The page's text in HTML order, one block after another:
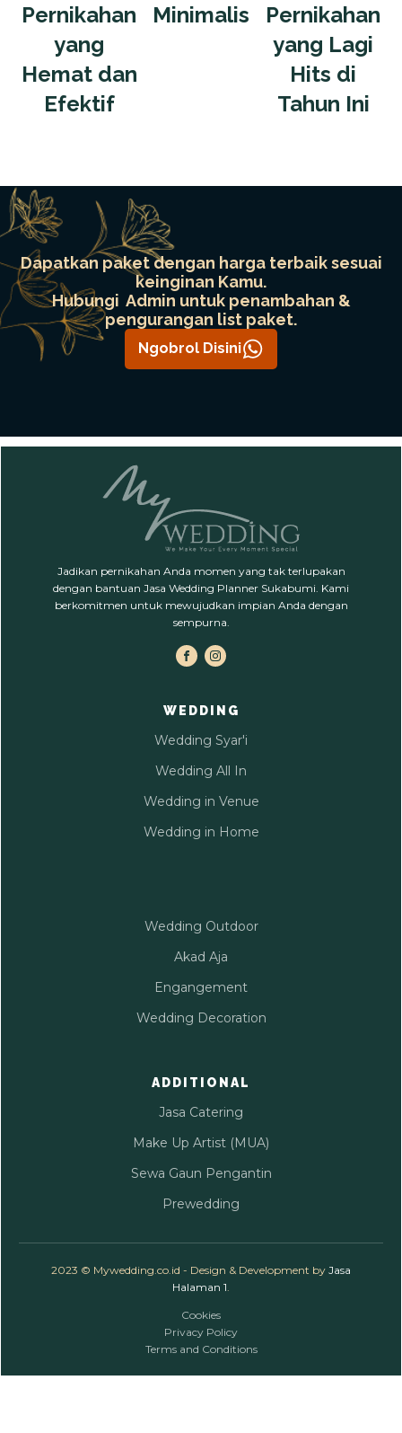
Pernikahan
yang
Hemat dan
Efektif
Minimalis
Pernikahan
yang Lagi
Hits di
Tahun Ini
Dapatkan paket dengan harga terbaik sesuai
keinginan Kamu.
Hubungi Admin untuk penambahan &
pengurangan list paket.
Ngobrol Disini
Jadikan pernikahan Anda momen yang tak terlupakan
dengan bantuan Jasa Wedding Planner Sukabumi. Kami
berkomitmen untuk mewujudkan impian Anda dengan
sempurna.
WEDDING
Wedding Syar'i
Wedding All In
Wedding in Venue
Wedding in Home
Wedding Outdoor
Akad Aja
Engangement
Wedding Decoration
ADDITIONAL
Jasa Catering
Make Up Artist (MUA)
Sewa Gaun Pengantin
Prewedding
2023 © Mywedding.co.id - Design & Development by Jasa
Halaman 1
Cookies
Privacy Policy
Terms and Conditions